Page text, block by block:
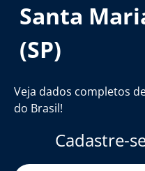
Santa
(SP)
Veja dados completos
do Brasil!
Cadastre-